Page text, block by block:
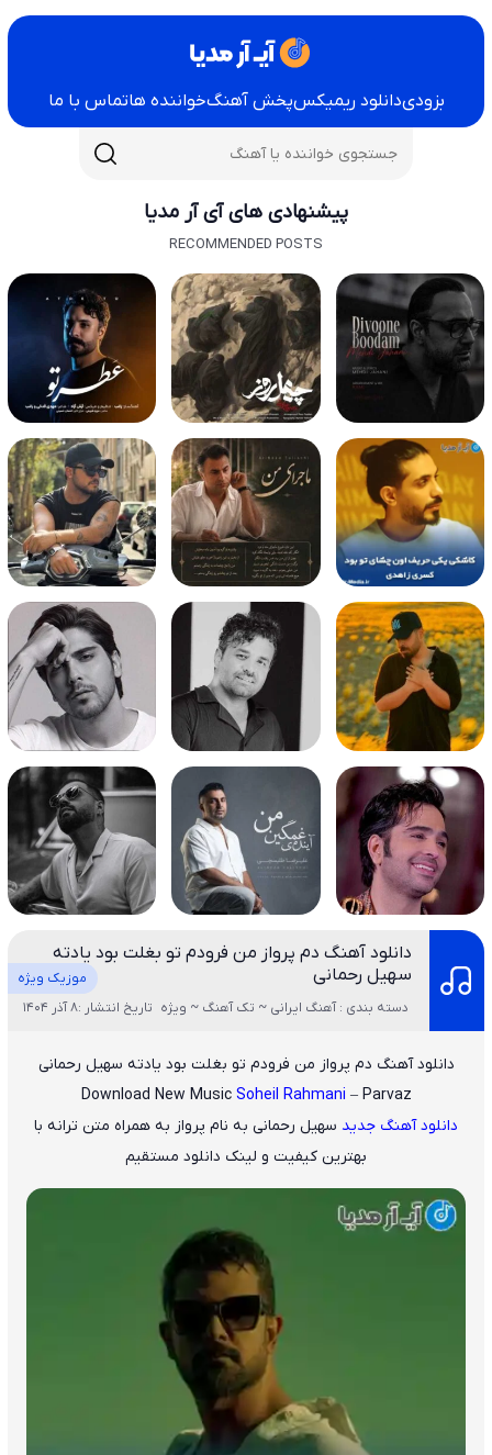
بزودیدانلود ریمیکسپخش آهنگخواننده هاتماس با ما
پیشنهادی های آی آر مدیا
RECOMMENDED POSTS
دانلود آهنگ دم پرواز من فرودم تو بغلت بود یادته
سهیل رحمانی
موزیک ویژه
دسته بندی : آهنگ ایرانی ~ تک آهنگ ~ ویژه تاریخ انتشار :8 آذر 1404
دانلود آهنگ دم پرواز من فرودم تو بغلت بود یادته سهیل رحمانی
Download New MusicSoheil Rahmani – Parvaz
دانلود آهنگ جدید سهیل رحمانی به نام ﭘﺮواز به همراه متن ترانه با
بهترین کیفیت و لینک دانلود مستقیم